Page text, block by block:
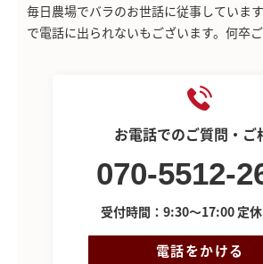
毎日農場でバラのお世話に従事していま
で電話に出られないもございます。何卒ご
お電話でのご質問・ご
070-5512-
受付時間：9:30～17:00 定
電話をかける